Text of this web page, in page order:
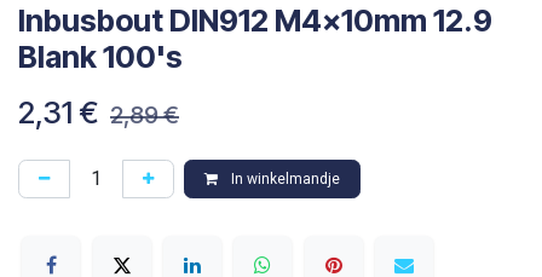
Inbusbout DIN912 M4x10mm 12.9
Blank 100's
2,31 € 2,89€
In winkelmandje